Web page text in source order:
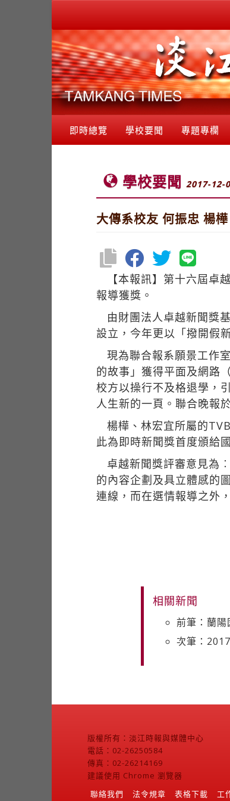
即時總覽 學校要聞 專題專欄
學校要聞 2017-12-
大傳系校友 何振忠 楊
【本報訊】第十六屆
報導獲獎。
由財團法人卓越新聞獎
設立，今年更以「撥開假
現為聯合報系願景工作
的故事」獲得平面及網路
校方以操行不及格退學，
人生新的一頁。聯合晚報
楊樺、林宏宜所屬的
此為即時新聞獎首度頒給
卓越新聞獎評審意見為
的內容企劃及具立體感的
連線，而在選情報導之外
相關新聞
前筆：蘭
次筆：
版權所有：淡江時報與媒體中心
電話：02-26250584
傳真：02-26214169
建議使用 Chrome 瀏覽器
聯絡我們
法令規章 表格下載 工